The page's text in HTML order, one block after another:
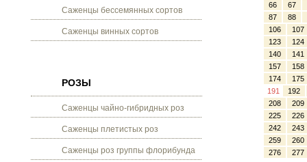
Саженцы бессемянных сортов
Саженцы винных сортов
РОЗЫ
Саженцы чайно-гибридных роз
Саженцы плетистых роз
Саженцы роз группы флорибунда
66
67
87
88
106
107
123
124
140
141
157
158
174
175
191
192
208
209
225
226
242
243
259
260
276
277